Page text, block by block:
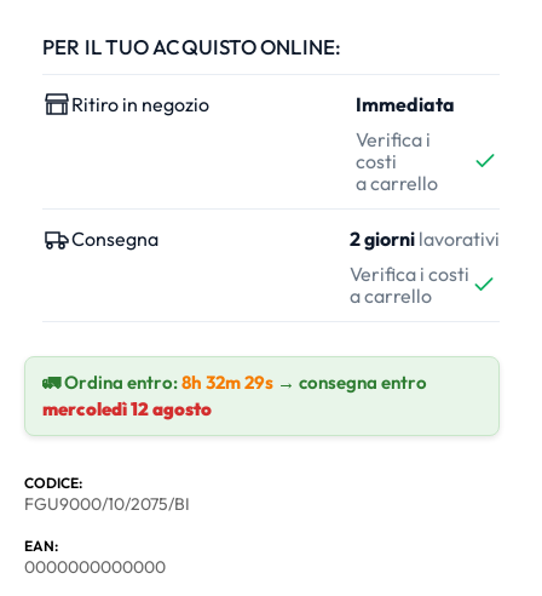
PER IL TUO ACQUISTO ONLINE:
Ritiro in negozio
Immediata
Verifica i
costi
a carrello
Consegna 2 giorni lavorativi
Verifica i costi
a carrello
🚛 Ordina entro:8h 32m 29s → consegna entro
mercoledì 12 agosto
CODICE:
FGU9000/10/2075/BI
EAN:
0000000000000